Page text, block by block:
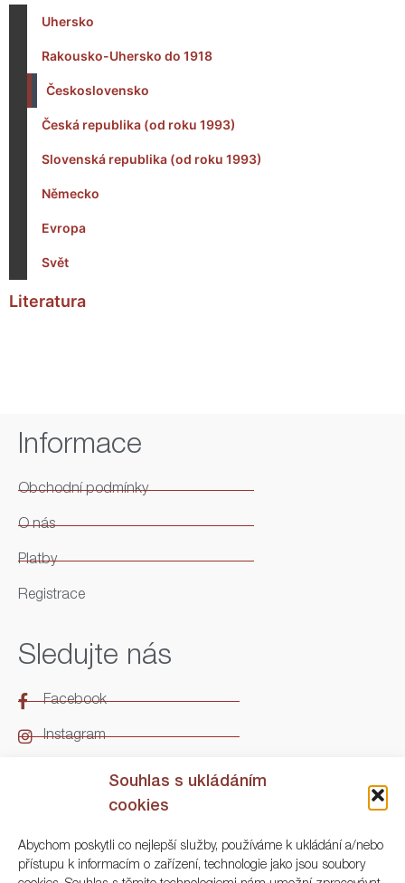
Souhlas s ukládáním
cookies
Abychom poskytli co nejlepší služby, používáme k ukládání a/nebo
přístupu k informacím o zařízení, technologie jako jsou soubory
Uhersko
Rakousko-Uhersko do 1918
Československo
Česká republika (od roku 1993)
Slovenská republika (od roku 1993)
Německo
Evropa
Svět
Literatura
Informace
Obchodní podmínky
O nás
Platby
Registrace
Sledujte nás
Facebook
Instagram
Kontakt
ARGO Numismatika